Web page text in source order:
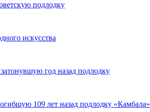
подлодку
искусства
год назад подлодку
109 лет назад подлодку «Камбала»